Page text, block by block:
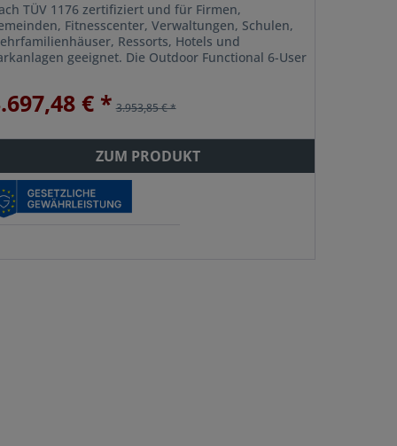
TÜV 1176 zertifiziert und für Firmen,
Fitnesscenter, Verwaltungen, Schulen,
Ressorts, Hotels und
geeignet. Die Outdoor Functional 6-User
€ * 3.953,85 € *
ZUM PRODUKT